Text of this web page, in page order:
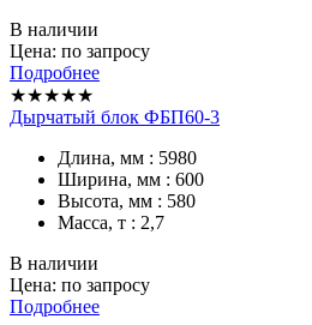
В наличии
Цена: по запросу
Подробнее
★★★★★
Дырчатый блок ФБП60-3
Длина, мм : 5980
Ширина, мм : 600
Высота, мм : 580
Масса, т : 2,7
В наличии
Цена: по запросу
Подробнее